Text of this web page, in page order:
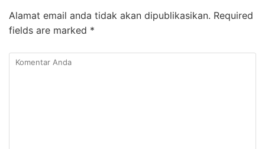
Alamat email anda tidak akan dipublikasikan. Required
fields are marked *